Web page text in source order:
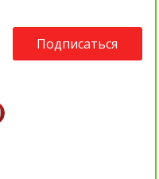
Подписаться